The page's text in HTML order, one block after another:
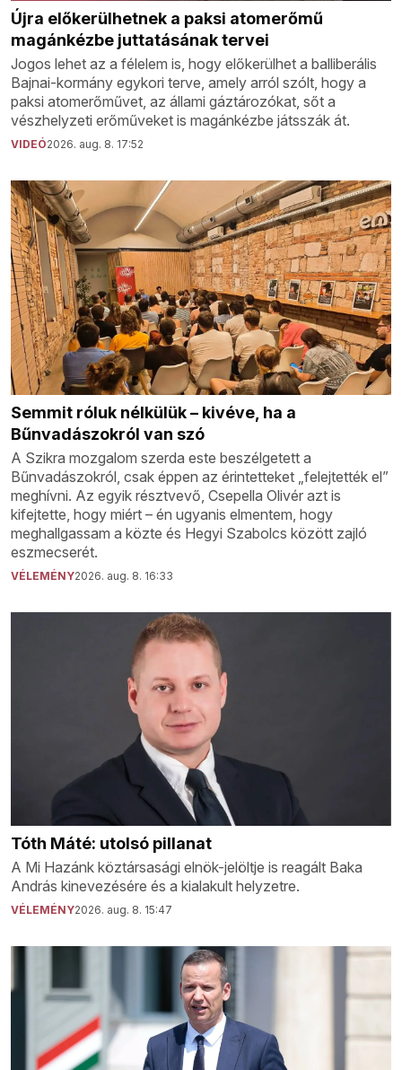
Újra előkerülhetnek a paksi atomerőmű
magánkézbe juttatásának tervei
Jogos lehet az a félelem is, hogy előkerülhet a balliberális
Bajnai-kormány egykori terve, amely arról szólt, hogy a
paksi atomerőművet, az állami gáztározókat, sőt a
vészhelyzeti erőműveket is magánkézbe játsszák át.
VIDEÓ2026. aug. 8. 17:52
Semmit róluk nélkülük – kivéve, ha a
Bűnvadászokról van szó
A Szikra mozgalom szerda este beszélgetett a
Bűnvadászokról, csak éppen az érintetteket „felejtették el”
meghívni. Az egyik résztvevő, Csepella Olivér azt is
kifejtette, hogy miért – én ugyanis elmentem, hogy
meghallgassam a közte és Hegyi Szabolcs között zajló
eszmecserét.
VÉLEMÉNY2026. aug. 8. 16:33
Tóth Máté: utolsó pillanat
A Mi Hazánk köztársasági elnök-jelöltje is reagált Baka
András kinevezésére és a kialakult helyzetre.
VÉLEMÉNY2026. aug. 8. 15:47